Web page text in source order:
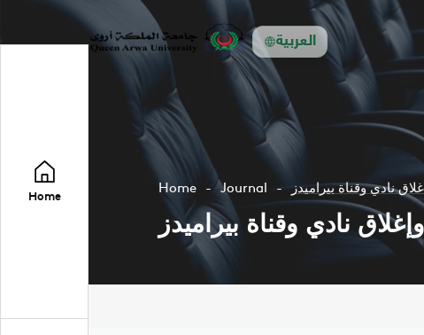
العربية
Home Home Journal نادي وقناة بيراميدز
نادي وقناة بيراميدز